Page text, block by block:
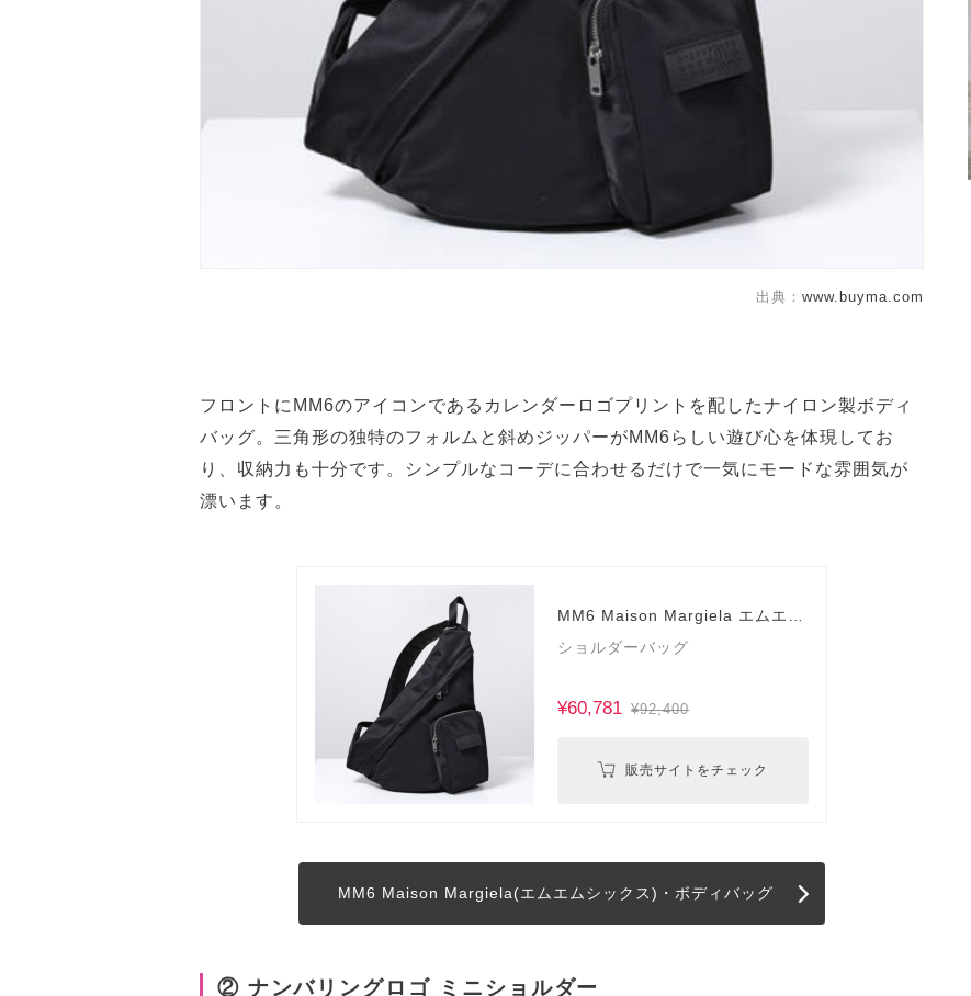
出典： www.buyma.com
フロントにMM6のアイコンであるカレンダーロゴプリントを配したナイロン製ボディ
バッグ。三角形の独特のフォルムと斜めジッパーがMM6らしい遊び心を体現してお
り、収納力も十分です。シンプルなコーデに合わせるだけで一気にモードな雰囲気が
漂います。
MM6 Maison Margiela エムエム
シックス
ショルダーバッグ
¥60,781 ¥92,400
販売サイトをチェック
MM6 Maison Margiela(エムエムシックス)・ボディバッグ
② ナンバリングロゴ ミニショルダー